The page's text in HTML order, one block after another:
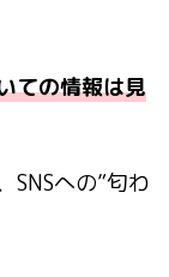
ての情報は見
SNSへの”匂わ